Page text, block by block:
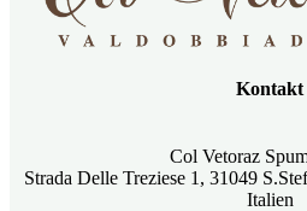
Kontakt
Col Vetoraz
Strada Delle Treziese 1, 31049
Italien